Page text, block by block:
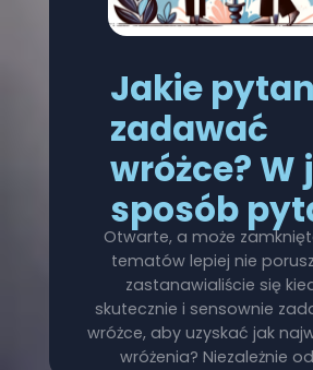
Jakie
zadawać
wróżce? W
sposób
Otwarte, a może
tematów lepiej nie
zastanawialiście się
skutecznie i sensownie
wróżce, aby uzyskać jak
wróżenia? Niezależnie